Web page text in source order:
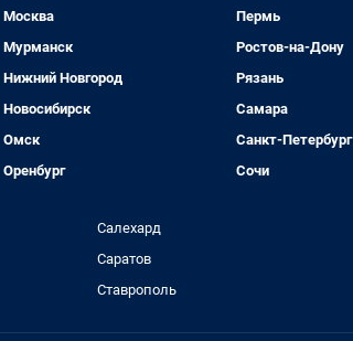
Москва
Мурманск
Нижний Новгород
Новосибирск
Омск
Оренбург
Пермь
Ростов-на-Дону
Рязань
Самара
Санкт-Петербург
Сочи
Салехард
Саратов
Ставрополь